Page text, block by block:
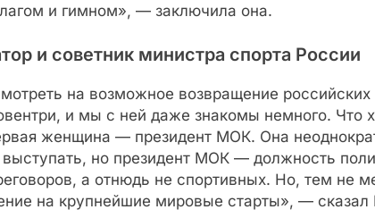
и гимном», — заключила она.
и советник министра спорта России
на возможное возвращение
и мы с ней даже знакомы немного. Что
женщина — президент МОК. Она
но президент МОК — должность
а отнюдь не спортивных. Но, тем не
на крупнейшие мировые старты», — сказал